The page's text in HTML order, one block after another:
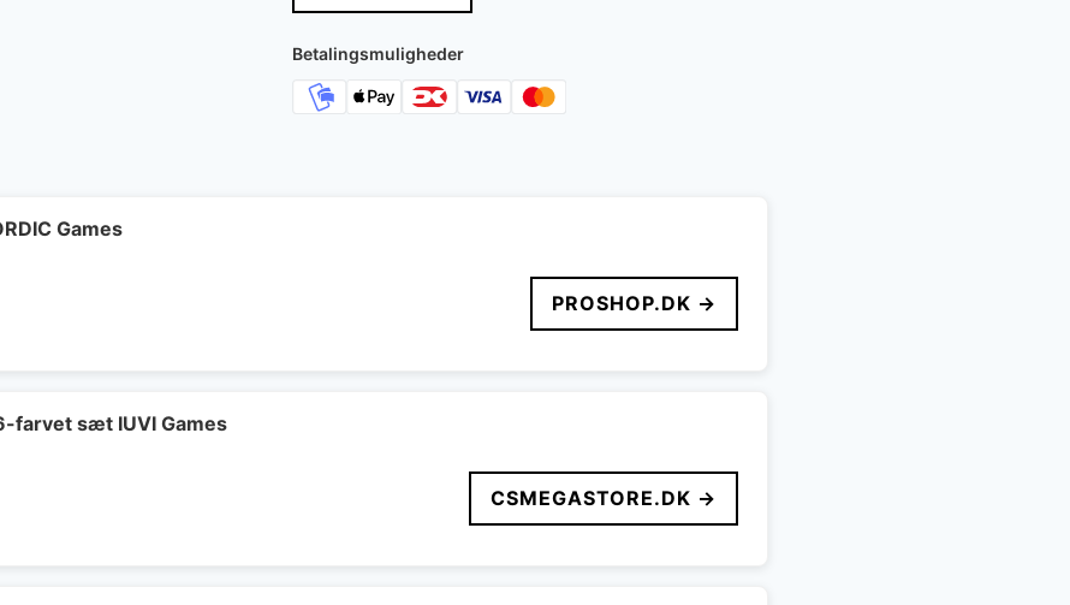
Betalingsmuligheder
Games
PROSHOP.DK →
farvet sæt IUVI Games
CSMEGASTORE.DK →